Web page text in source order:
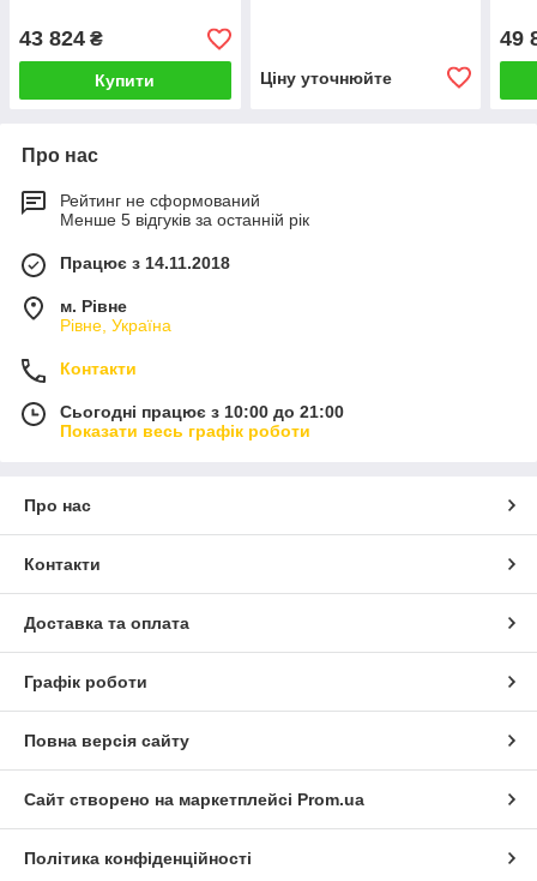
43 824 ₴
Купити Ціну уточнюйте
49
Про нас
Рейтинг не сформований
Менше 5 відгуків за останній рік
Працює з 14.11.2018
м. Рівне
Рівне, Україна
Контакти
Сьогодні працює з 10:00 до 21:00
Показати весь графік роботи
Про нас
Контакти
Доставка та оплата
Графік роботи
Повна версія сайту
Сайт створено на маркетплейсі Prom.ua
Політика конфіденційності